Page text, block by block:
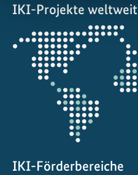
IKI-Projekte weltweit
Öffnet
die
Projektkarte
IKI-Förderbereiche